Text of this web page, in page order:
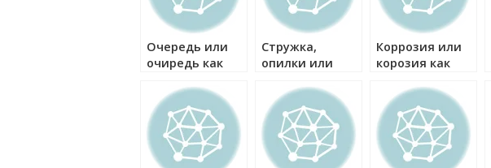
Очередь или
очиредь как
Стружка,
опилки или
правильно?
Коррозия или
корозия как